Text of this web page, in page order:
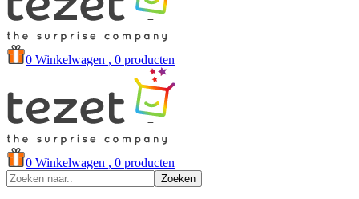
0 Winkelwagen , 0 producten
0 Winkelwagen , 0 producten
Zoeken